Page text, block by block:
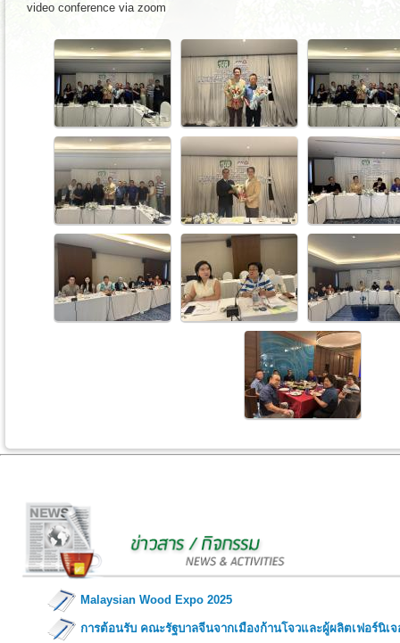
video conference via zoom
Malaysian Wood Expo 2025
การต้อนรับ คณะรัฐบาลจีนจากเมืองก้านโจวและผู้ผลิตเฟอร์นิเ